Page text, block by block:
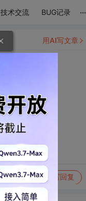
技术交流 BUG记录 ...
写回复
用AI写文章